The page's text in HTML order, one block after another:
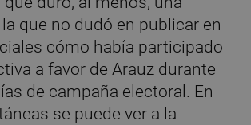
que no dudó en publicar en
cómo había participado
a favor de Arauz durante
de campaña electoral. En
se puede ver a la